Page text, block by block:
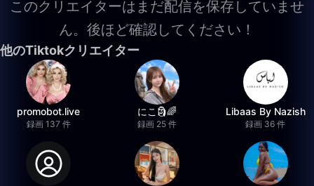
このクリエイターはまだ配信を保存していませ
ん。後ほど確認してください！
他のTiktokクリエイター
promobot.live
録画 137 件
にこ🗿🌈
録画 25 件
Libaas By Nazish
録画 36 件